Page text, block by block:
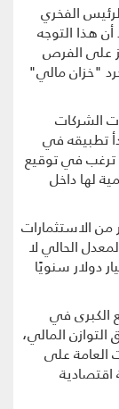
الفخري
أن هذا التوجه
على الفرص
"خزان مالي"
الشركات
أقرته السعودية في 2021 وبدأ تطبيقه في
ترغب في توقيع
لها داخل
100 مليار دولار من الاستثمارات
بحلول 2030، رغم أن المعدل الحالي لا
عن هذا الهدف، إذ يبلغ حوالي 12 مليار دولار سنويًا
الكبرى في
المالي،
العامة على